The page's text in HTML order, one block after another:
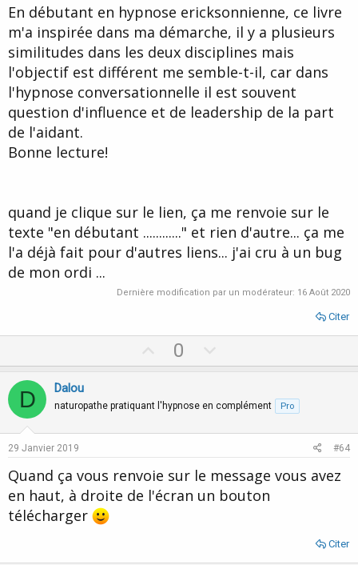
En débutant en hypnose ericksonnienne, ce livre
m'a inspirée dans ma démarche, il y a plusieurs
similitudes dans les deux disciplines mais
l'objectif est différent me semble-t-il, car dans
l'hypnose conversationnelle il est souvent
question d'influence et de leadership de la part
de l'aidant.
Bonne lecture!
quand je clique sur le lien, ça me renvoie sur le
texte "en débutant ............" et rien d'autre... ça me
l'a déjà fait pour d'autres liens... j'ai cru à un bug
de mon ordi ...
Dernière modification par un modérateur: 16 Août 2020
Citer
p
o
0
o
n
e
D Dalou
naturopathe pratiquant l'hypnose en complément Pro
29 Janvier 2019 #64
Quand ça vous renvoie sur le message vous avez
en haut, à droite de l'écran un bouton
télécharger
Citer